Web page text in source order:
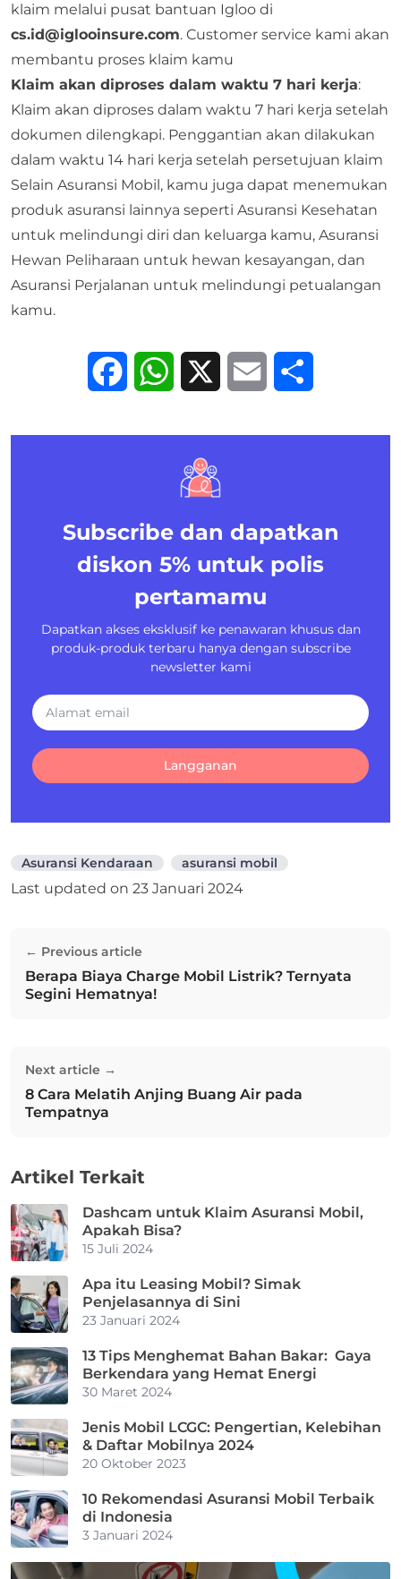
klaim melalui pusat bantuan Igloo di
cs.id@iglooinsure.com. Customer service kami akan
membantu proses klaim kamu
Klaim akan diproses dalam waktu 7 hari kerja:
Klaim akan diproses dalam waktu 7 hari kerja setelah
dokumen dilengkapi. Penggantian akan dilakukan
dalam waktu 14 hari kerja setelah persetujuan klaim
Selain Asuransi Mobil, kamu juga dapat menemukan
produk asuransi lainnya seperti Asuransi Kesehatan
untuk melindungi diri dan keluarga kamu, Asuransi
Hewan Peliharaan untuk hewan kesayangan, dan
Asuransi Perjalanan untuk melindungi petualangan
kamu.
FacebookWhatsApp Email
Subscribe dan dapatkan
diskon 5% untuk polis
pertamamu
Dapatkan akses eksklusif ke penawaran khusus dan
produk-produk terbaru hanya dengan subscribe
newsletter kami
Langganan
Asuransi Kendaraan asuransi mobil
Last updated on 23 Januari 2024
pos← Previous article
Previous post:
Berapa Biaya Charge Mobil Listrik? Ternyata
Segini Hematnya!
Next article →
Next post:
8 Cara Melatih Anjing Buang Air pada
Tempatnya
Artikel Terkait
Dashcam untuk Klaim Asuransi Mobil,
Apakah Bisa?
15 Juli 2024
Apa itu Leasing Mobil? Simak
Penjelasannya di Sini
23 Januari 2024
13 Tips Menghemat Bahan Bakar: Gaya
Berkendara yang Hemat Energi
30 Maret 2024
Jenis Mobil LCGC: Pengertian, Kelebihan
& Daftar Mobilnya 2024
20 Oktober 2023
10 Rekomendasi Asuransi Mobil Terbaik
di Indonesia
3 Januari 2024